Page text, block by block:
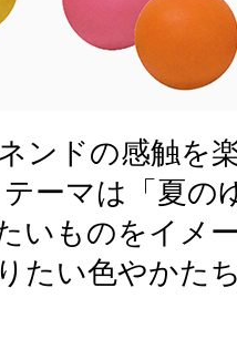
ンドの感触を
ーマは「夏の
いものをイメ
たい色やかた